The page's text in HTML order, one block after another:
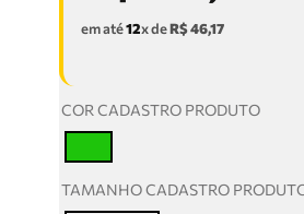
em até12x deR$46,17
COR CADASTRO PRODUTO
TAMANHO CADASTRO